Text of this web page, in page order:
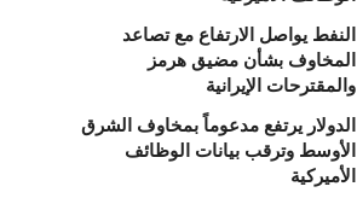
النفط يواصل الارتفاع مع تصاعد
المخاوف بشأن مضيق هرمز
والمقترحات الإيرانية
الدولار يرتفع مدعوماً بمخاوف الشرق
الأوسط وترقب بيانات الوظائف
الأميركية